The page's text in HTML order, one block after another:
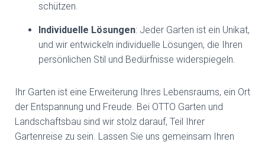
schützen.
Individuelle Lösungen: Jeder Garten ist ein Unikat,
und wir entwickeln individuelle Lösungen, die Ihren
persönlichen Stil und Bedürfnisse widerspiegeln.
Ihr Garten ist eine Erweiterung Ihres Lebensraums, ein Ort
der Entspannung und Freude. Bei OTTO Garten und
Landschaftsbau sind wir stolz darauf, Teil Ihrer
Gartenreise zu sein. Lassen Sie uns gemeinsam Ihren